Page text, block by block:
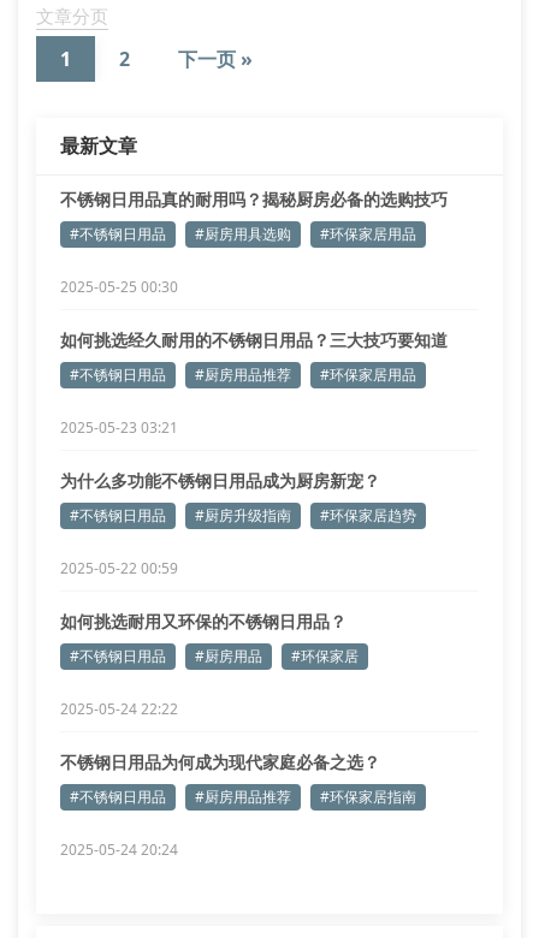
表面呈现均匀哑光质感
边缘经过圆角打磨处理
重量分布均衡不头重脚轻
双层结构的保温饭盒近年销量增长120%
文章分页
1 2 下一页 »
最新文章
不锈钢日用品真的耐用吗？揭秘厨房必备的选购技巧
#不锈钢日用品 #厨房用具选购 #环保家居用品
2025-05-25 00:30
如何挑选经久耐用的不锈钢日用品？三大技巧要知道
#不锈钢日用品 #厨房用品推荐 #环保家居用品
2025-05-23 03:21
为什么多功能不锈钢日用品成为厨房新宠？
#不锈钢日用品 #厨房升级指南 #环保家居趋势
2025-05-22 00:59
如何挑选耐用又环保的不锈钢日用品？
#不锈钢日用品 #厨房用品 #环保家居
2025-05-24 22:22
不锈钢日用品为何成为现代家庭必备之选？
#不锈钢日用品 #厨房用品推荐 #环保家居指南
2025-05-24 20:24